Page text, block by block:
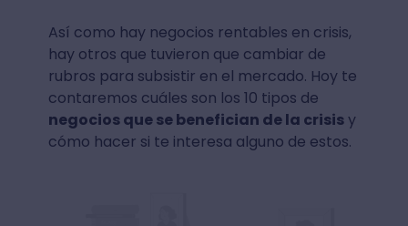
Así como hay negocios rentables en crisis,
hay otros que tuvieron que cambiar de
rubros para subsistir en el mercado. Hoy te
contaremos cuáles son los 10 tipos de
negocios que se benefician de la crisisy
cómo hacer si te interesa alguno de estos.